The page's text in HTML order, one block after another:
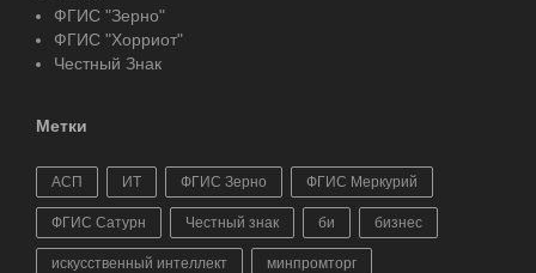
ФГИС "Зерно"
ФГИС "Хорриот"
Честный Знак
Метки
АСП ИТ ФГИС Зерно ФГИС Меркурий
ФГИС Сатурн Честный знак би бизнес
искусственный интеллект минпромторг